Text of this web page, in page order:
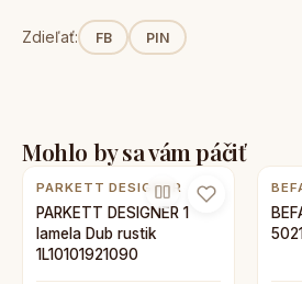
Zdieľať: FB PIN
Mohlo by sa vám páčiť
PARKETT DESIGNER
PARKETT DESIGNER 1
lamela Dub rustik
1L10101921090
5021